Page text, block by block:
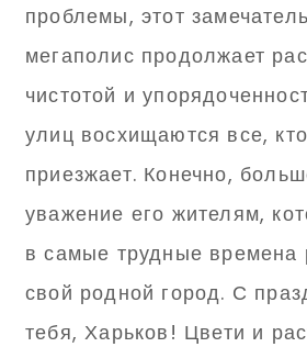
проблемы, этот
мегаполис продолжает
чистотой и
улиц восхищаются все,
приезжает. Конечно,
уважение его жителям,
в самые трудные времена
свой родной город. С
тебя, Харьков! Цвети и